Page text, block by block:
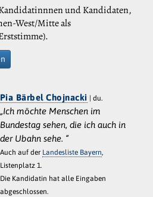
und Kandidaten,
West/Mitte als
Pia Bärbel Chojnacki | du.
„Ich möchte Menschen im
Bundestag sehen, die ich auch in
der Ubahn sehe. “
Auch auf der Landesliste Bayern,
Listenplatz 1.
Die Kandidatin hat alle Eingaben
abgeschlossen.